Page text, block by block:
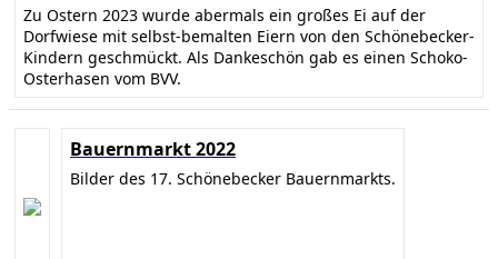
Zu Ostern 2023 wurde abermals ein großes Ei auf der
Dorfwiese mit selbst-bemalten Eiern von den Schönebecker-
Kindern geschmückt. Als Dankeschön gab es einen Schoko-
Osterhasen vom BVV.
Bauernmarkt 2022
Bilder des 17. Schönebecker Bauernmarkts.